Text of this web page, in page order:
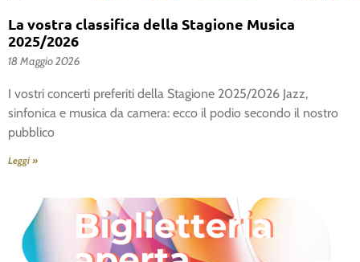
La vostra classifica della Stagione Musica
2025/2026
18 Maggio 2026
I vostri concerti preferiti della Stagione 2025/2026 Jazz,
sinfonica e musica da camera: ecco il podio secondo il nostro
pubblico
Leggi »